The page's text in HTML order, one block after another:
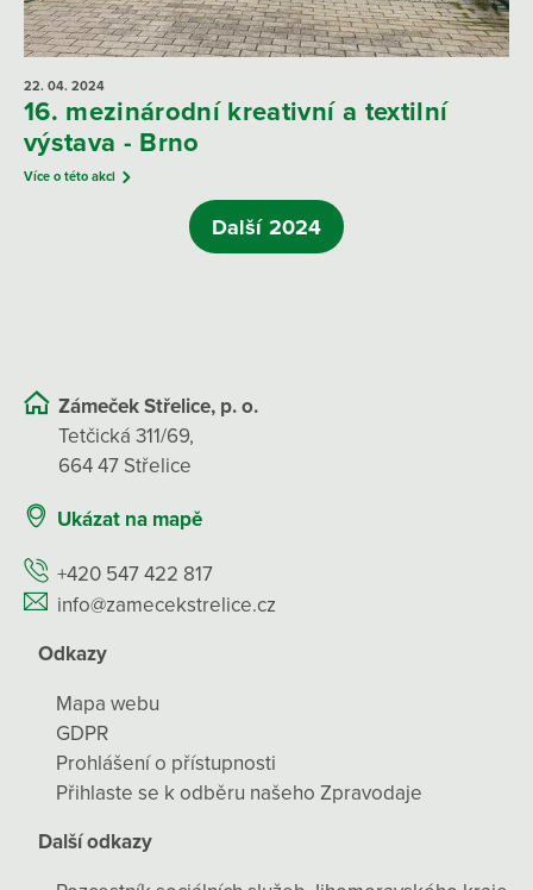
22. 04. 2024
16. mezinárodní kreativní a textilní
výstava - Brno
Více o této akci
Další 2024
Zámeček Střelice, p. o.
Tetčická 311/69,
664 47 Střelice
Ukázat na mapě
+420 547 422 817
info@zamecekstrelice.cz
Odkazy
Mapa webu
GDPR
Prohlášení o přístupnosti
Přihlaste se k odběru našeho Zpravodaje
Další odkazy